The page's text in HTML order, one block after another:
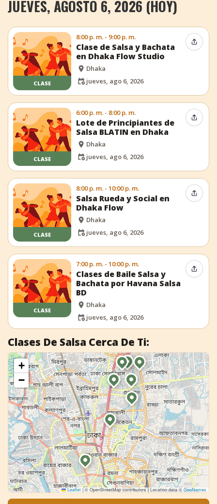
+ Añadir evento
JUEVES, AGOSTO 6, 2026 (HOY)
CLASE
8:00 p. m. - 9:00 p. m.
Clase de Salsa y Bachata
en Dhaka Flow Studio
Dhaka
jueves, ago 6, 2026
CLASE
6:00 p. m. - 8:00 p. m.
Lote de Principiantes de
Salsa BLATIN en Dhaka
Dhaka
jueves, ago 6, 2026
CLASE
8:00 p. m. - 10:00 p. m.
Salsa Rueda y Social en
Dhaka Flow
Dhaka
jueves, ago 6, 2026
CLASE
7:00 p. m. - 10:00 p. m.
Clases de Baile Salsa y
Bachata por Havana Salsa
BD
Dhaka
jueves, ago 6, 2026
Clases De Salsa Cerca De Ti:
+
−
Leaflet | © OpenStreetMap contributors | Location data © GeoNames